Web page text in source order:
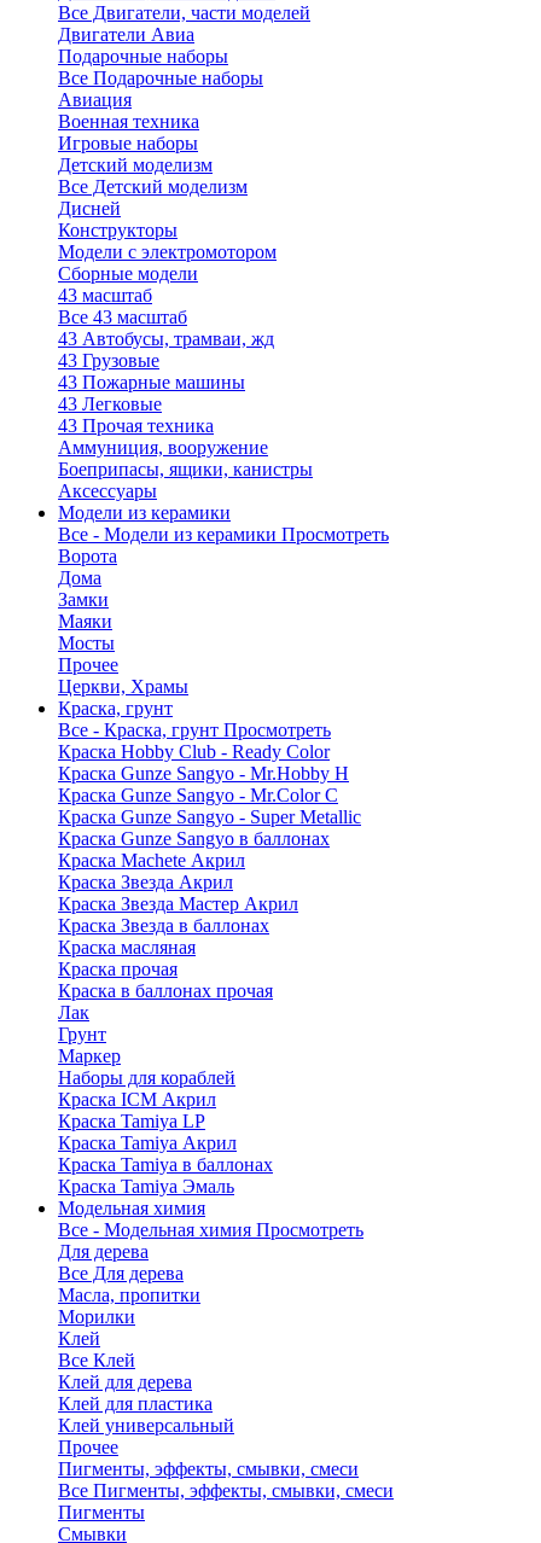
Все Двигатели, части моделей
Двигатели Авиа
Подарочные наборы
Все Подарочные наборы
Авиация
Военная техника
Игровые наборы
Детский моделизм
Все Детский моделизм
Дисней
Конструкторы
Модели с электромотором
Сборные модели
43 масштаб
Все 43 масштаб
43 Автобусы, трамваи, жд
43 Грузовые
43 Пожарные машины
43 Легковые
43 Прочая техника
Аммуниция, вооружение
Боеприпасы, ящики, канистры
Аксессуары
Модели из керамики
Все - Модели из керамики Просмотреть
Ворота
Дома
Замки
Маяки
Мосты
Прочее
Церкви, Храмы
Краска, грунт
Все - Краска, грунт Просмотреть
Краска Hobby Club - Ready Color
Краска Gunze Sangyo - Mr.Hobby H
Краска Gunze Sangyo - Mr.Color C
Краска Gunze Sangyo - Super Metallic
Краска Gunze Sangyo в баллонах
Краска Machete Акрил
Краска Звезда Акрил
Краска Звезда Мастер Акрил
Краска Звезда в баллонах
Краска масляная
Краска прочая
Краска в баллонах прочая
Лак
Грунт
Маркер
Наборы для кораблей
Краска ICM Акрил
Краска Tamiya LP
Краска Tamiya Акрил
Краска Tamiya в баллонах
Краска Tamiya Эмаль
Модельная химия
Все - Модельная химия Просмотреть
Для дерева
Все Для дерева
Масла, пропитки
Морилки
Клей
Все Клей
Клей для дерева
Клей для пластика
Клей универсальный
Прочее
Пигменты, эффекты, смывки, смеси
Все Пигменты, эффекты, смывки, смеси
Пигменты
Смывки